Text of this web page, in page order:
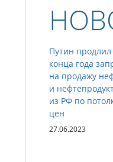
Путин продлил
конца года
на продажу
и
из РФ по
цен
27.06.2023